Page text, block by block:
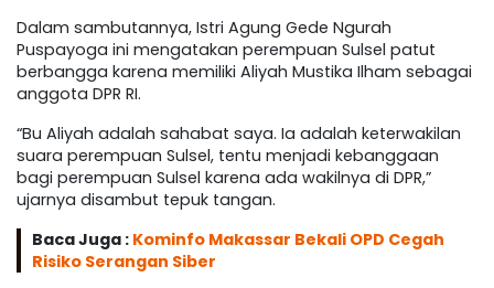
Dalam sambutannya, Istri Agung Gede Ngurah
Puspayoga ini mengatakan perempuan Sulsel patut
berbangga karena memiliki Aliyah Mustika Ilham sebagai
anggota DPR RI.
“Bu Aliyah adalah sahabat saya. Ia adalah keterwakilan
suara perempuan Sulsel, tentu menjadi kebanggaan
bagi perempuan Sulsel karena ada wakilnya di DPR,”
ujarnya disambut tepuk tangan.
Baca Juga : Kominfo Makassar Bekali OPD Cegah
Risiko Serangan Siber